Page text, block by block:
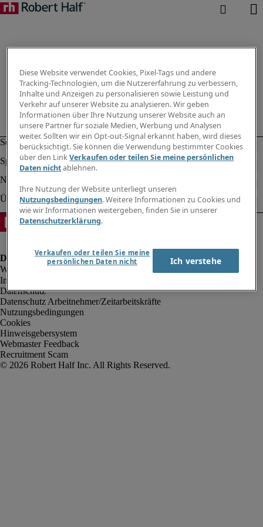
Impressum
Datenschutz
Datenschutz Arbeitnehmer/Zeitarbeitskräfte
Nutzungsbedingungen
Cookies
Hinweisgebersystem
Webmaster Feedback
Recruitment Scam
Diese Website verwendet Cookies, Pixel-Tags und andere
Tracking-Technologien, um die Nutzererfahrung zu verbessern,
Inhalte und Anzeigen zu personalisieren sowie Leistung und
Verkehr auf unserer Website zu analysieren. Wir geben
Informationen über Ihre Nutzung unserer Website auch an
unsere Partner für soziale Medien, Werbung und Analysen
weiter. Sollten wir ein Opt-out-Signal erkannt haben, wird dieses
berücksichtigt. Sie können die Verwendung bestimmter Cookies
über den LinkVerkaufen oder teilen Sie meine persönlichen
Daten nichtablehnen.
Ihre Nutzung der Website unterliegt unseren
Nutzungsbedingungen. Weitere Informationen zu Cookies und
wie wir Informationen weitergeben, finden Sie in unserer
Datenschutzerklärung.
Verkaufen oder teilen Sie meine
persönlichen Daten nicht
Ich verstehe